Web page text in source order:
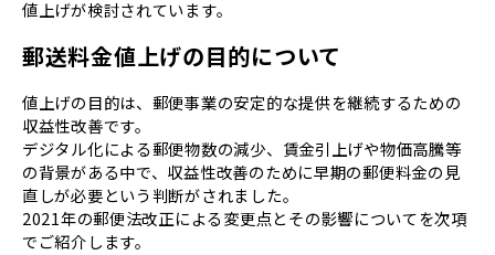
値上げが検討されています。
郵送料金値上げの目的について
値上げの目的は、郵便事業の安定的な提供を継続するための
収益性改善です。
デジタル化による郵便物数の減少、賃金引上げや物価高騰等
の背景がある中で、収益性改善のために早期の郵便料金の見
直しが必要という判断がされました。
2021年の郵便法改正による変更点とその影響についてを次項
でご紹介します。